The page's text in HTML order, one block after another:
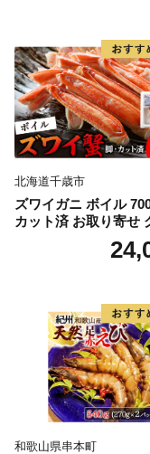
北海道千歳市
ズワイガニ ボイル
カット済 お取り寄せ
【北海道】【札幌バル
和歌山県串本町